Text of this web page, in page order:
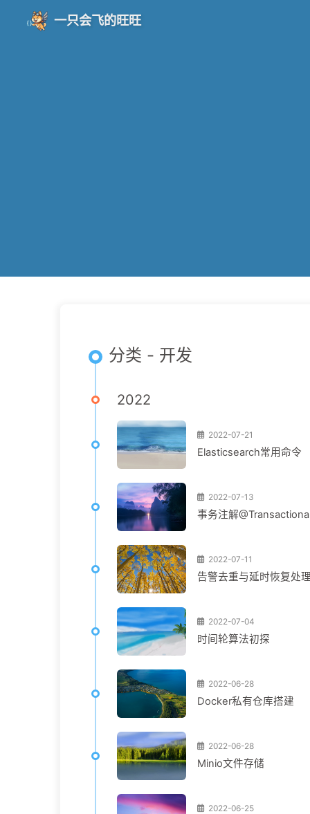
一只会飞的旺旺
分类 - 开发
2022
2022-07-21
Elasticsearch常用命令
2022-07-13
事务注解
2022-07-11
告警去重与延时恢复处理
2022-07-04
时间轮算法初探
2022-06-28
Docker私有仓库搭建
2022-06-28
Minio文件存储
2022-06-25